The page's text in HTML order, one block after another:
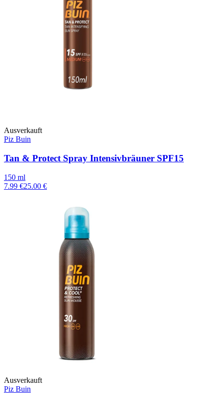
Ausverkauft
Piz Buin
Tan & Protect Spray Intensivbräuner SPF15
150 ml
7.99 €25.00 €
Ausverkauft
Piz Buin